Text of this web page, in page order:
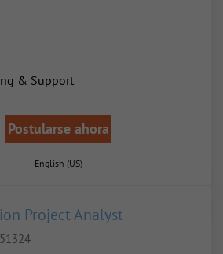
& Support
Postularse ahora
English (US)
Project Analyst
51324